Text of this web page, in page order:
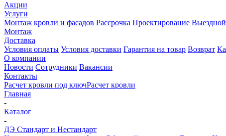
Акции
Услуги
Монтаж кровли и фасадов Рассрочка Проектирование
Монтаж
Доставка
Условия оплаты Условия доставки Гарантия на товар Возврат
О компании
Новости Сотрудники Вакансии
Контакты
Расчет кровли под ключРасчет кровли
Главная
-
Каталог
-
ДЭ Стандарт и Нестандарт